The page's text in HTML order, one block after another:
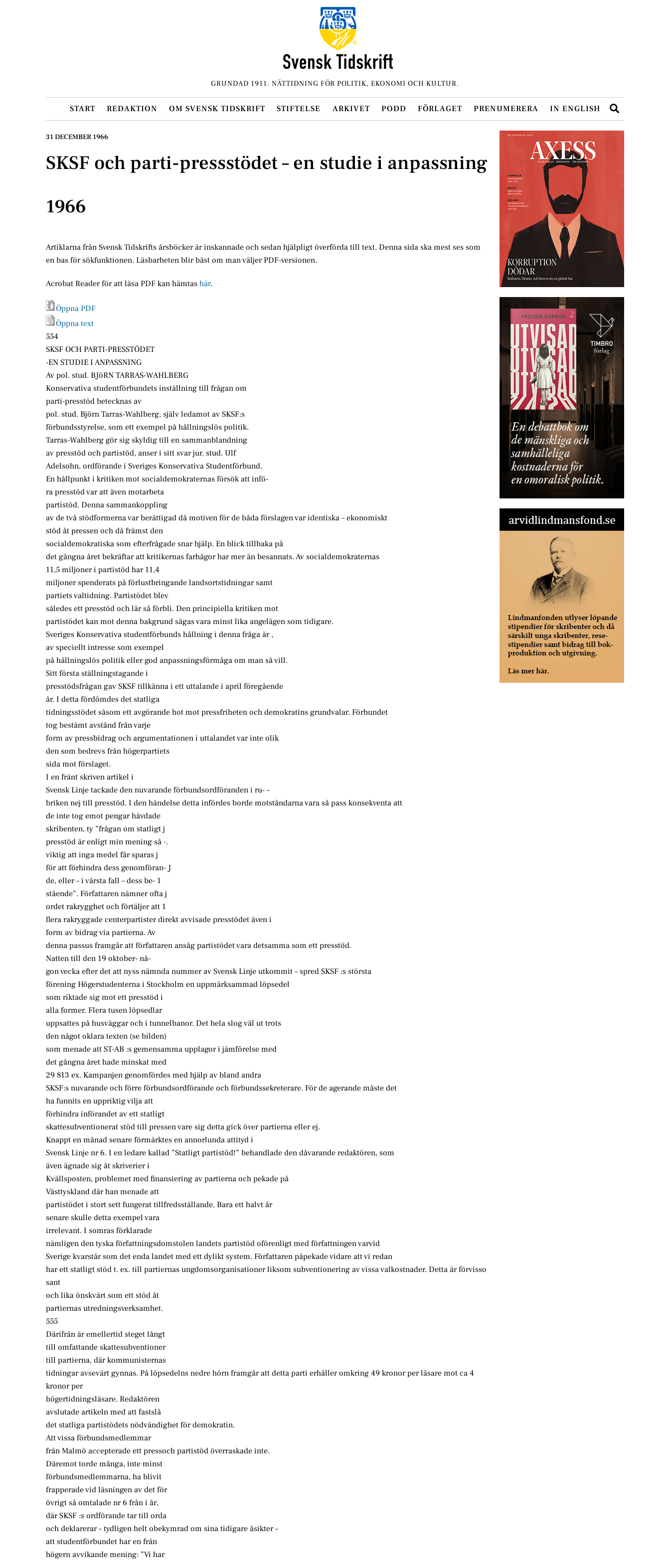
GRUNDAD 1911. NÄTTIDNING FÖR POLITIK, EKONOMI OCH KULTUR.
START REDAKTION OM SVENSK TIDSKRIFT STIFTELSE ARKIVET PODD FÖRLAGET PRENUMERERA IN ENGLISH
31 DECEMBER 1966
SKSF och parti-pressstödet – en studie i anpassning
1966
Artiklarna från Svensk Tidskrifts årsböcker är inskannade och sedan hjälpligt överförda till text. Denna sida ska mest ses som
en bas för sökfunktionen. Läsbarheten blir bäst om man väljer PDF-versionen.
Acrobat Reader för att läsa PDF kan hämtas här.
Öppna PDF
Öppna text
554
SKSF OCH PARTI-PRESSTÖDET
-EN STUDIE I ANPASSNING
Av pol. stud. BJöRN TARRAS-WAHLBERG
Konservativa studentförbundets inställning till frågan om
parti-presstöd betecknas av
pol. stud. Björn Tarras-Wahlberg, själv ledamot av SKSF:s
förbundsstyrelse, som ett exempel på hållningslös politik.
Tarras-Wahlberg gör sig skyldig till en sammanblandning
av presstöd och partistöd, anser i sitt svar jur. stud. Ulf
Adelsohn, ordförande i Sveriges Konservativa Studentförbund.
En hållpunkt i kritiken mot socialdemokraternas försök att infö-
ra presstöd var att även motarbeta
partistöd. Denna sammankoppling
av de två stödformerna var berättigad då motiven för de båda förslagen var identiska – ekonomiskt
stöd åt pressen och då främst den
socialdemokratiska som efterfrågade snar hjälp. En blick tillbaka på
det gångna året bekräftar att kritikernas farhågor har mer än besannats. Av socialdemokraternas
11,5 miljoner i partistöd har 11,4
miljoner spenderats på förlustbringande landsortstidningar samt
partiets valtidning. Partistödet blev
således ett presstöd och lär så förbli. Den principiella kritiken mot
partistödet kan mot denna bakgrund sägas vara minst lika angelägen som tidigare.
Sveriges Konservativa studentförbunds hållning i denna fråga är ,
av speciellt intresse som exempel
på hållningslös politik eller god anpassningsförmåga om man så vill.
Sitt första ställningstagande i
presstödsfrågan gav SKSF tillkänna i ett uttalande i april föregående
år. I detta fördömdes det statliga
tidningsstödet såsom ett avgörande hot mot pressfriheten och demokratins grundvalar. Förbundet
tog bestämt avstånd från varje
form av pressbidrag och argumentationen i uttalandet var inte olik
den som bedrevs från högerpartiets
sida mot förslaget.
I en fränt skriven artikel i
Svensk Linje tackade den nuvarande förbundsordföranden i ru- –
briken nej till presstöd. I den händelse detta infördes borde motståndarna vara så pass konsekventa att
de inte tog emot pengar hävdade
skribenten, ty ”frågan om statligt j
presstöd är enligt min mening så ·.
viktig att inga medel får sparas j
för att förhindra dess genomföran- J
de, eller – i värsta fall – dess be- 1
stående”. Författaren nämner ofta j
ordet rakrygghet och förtäljer att 1
flera rakryggade centerpartister direkt avvisade presstödet även i
form av bidrag via partierna. Av
denna passus framgår att författaren ansåg partistödet vara detsamma som ett presstöd.
Natten till den 19 oktober- nå-
gon vecka efter det att nyss nämnda nummer av Svensk Linje utkommit – spred SKSF :s största
förening Högerstudenterna i Stockholm en uppmärksammad löpsedel
som riktade sig mot ett presstöd i
alla former. Flera tusen löpsedlar
uppsattes på husväggar och i tunnelbanor. Det hela slog väl ut trots
den något oklara texten (se bilden)
som menade att ST-AB :s gemensamma upplagor i jämförelse med
det gångna året hade minskat med
29 813 ex. Kampanjen genomfördes med hjälp av bland andra
SKSF:s nuvarande och förre förbundsordförande och förbundssekreterare. För de agerande måste det
ha funnits en uppriktig vilja att
förhindra införandet av ett statligt
skattesubventionerat stöd till pressen vare sig detta gick över partierna eller ej.
Knappt en månad senare förmärktes en annorlunda attityd i
Svensk Linje nr 6. I en ledare kallad ”Statligt partistöd!” behandlade den dåvarande redaktören, som
även ägnade sig åt skriverier i
Kvällsposten, problemet med finansiering av partierna och pekade på
Västtyskland där han menade att
partistödet i stort sett fungerat tillfredsställande. Bara ett halvt år
senare skulle detta exempel vara
irrelevant. I somras förklarade
nämligen den tyska författningsdomstolen landets partistöd oförenligt med författningen varvid
Sverige kvarstår som det enda landet med ett dylikt system. Författaren påpekade vidare att vi redan
har ett statligt stöd t. ex. till partiernas ungdomsorganisationer liksom subventionering av vissa valkostnader. Detta är förvisso
sant
och lika önskvärt som ett stöd åt
partiernas utredningsverksamhet.
555
Därifrån är emellertid steget långt
till omfattande skattesubventioner
till partierna, där kommunisternas
tidningar avsevärt gynnas. På löpsedelns nedre hörn framgår att detta parti erhåller omkring 49 kronor per läsare mot ca 4
kronor per
högertidningsläsare. Redaktören
avslutade artikeln med att fastslå
det statliga partistödets nödvändighet för demokratin.
Att vissa förbundsmedlemmar
från Malmö accepterade ett pressoch partistöd överraskade inte.
Däremot torde många, inte minst
förbundsmedlemmarna, ha blivit
frapperade vid läsningen av det för
övrigt så omtalade nr 6 från i år,
där SKSF :s ordförande tar till orda
och deklarerar – tydligen helt obekymrad om sina tidigare åsikter –
att studentförbundet har en från
högern avvikande mening: ”Vi har